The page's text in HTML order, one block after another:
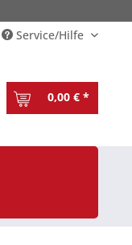
Service/Hilfe
0,00 € *